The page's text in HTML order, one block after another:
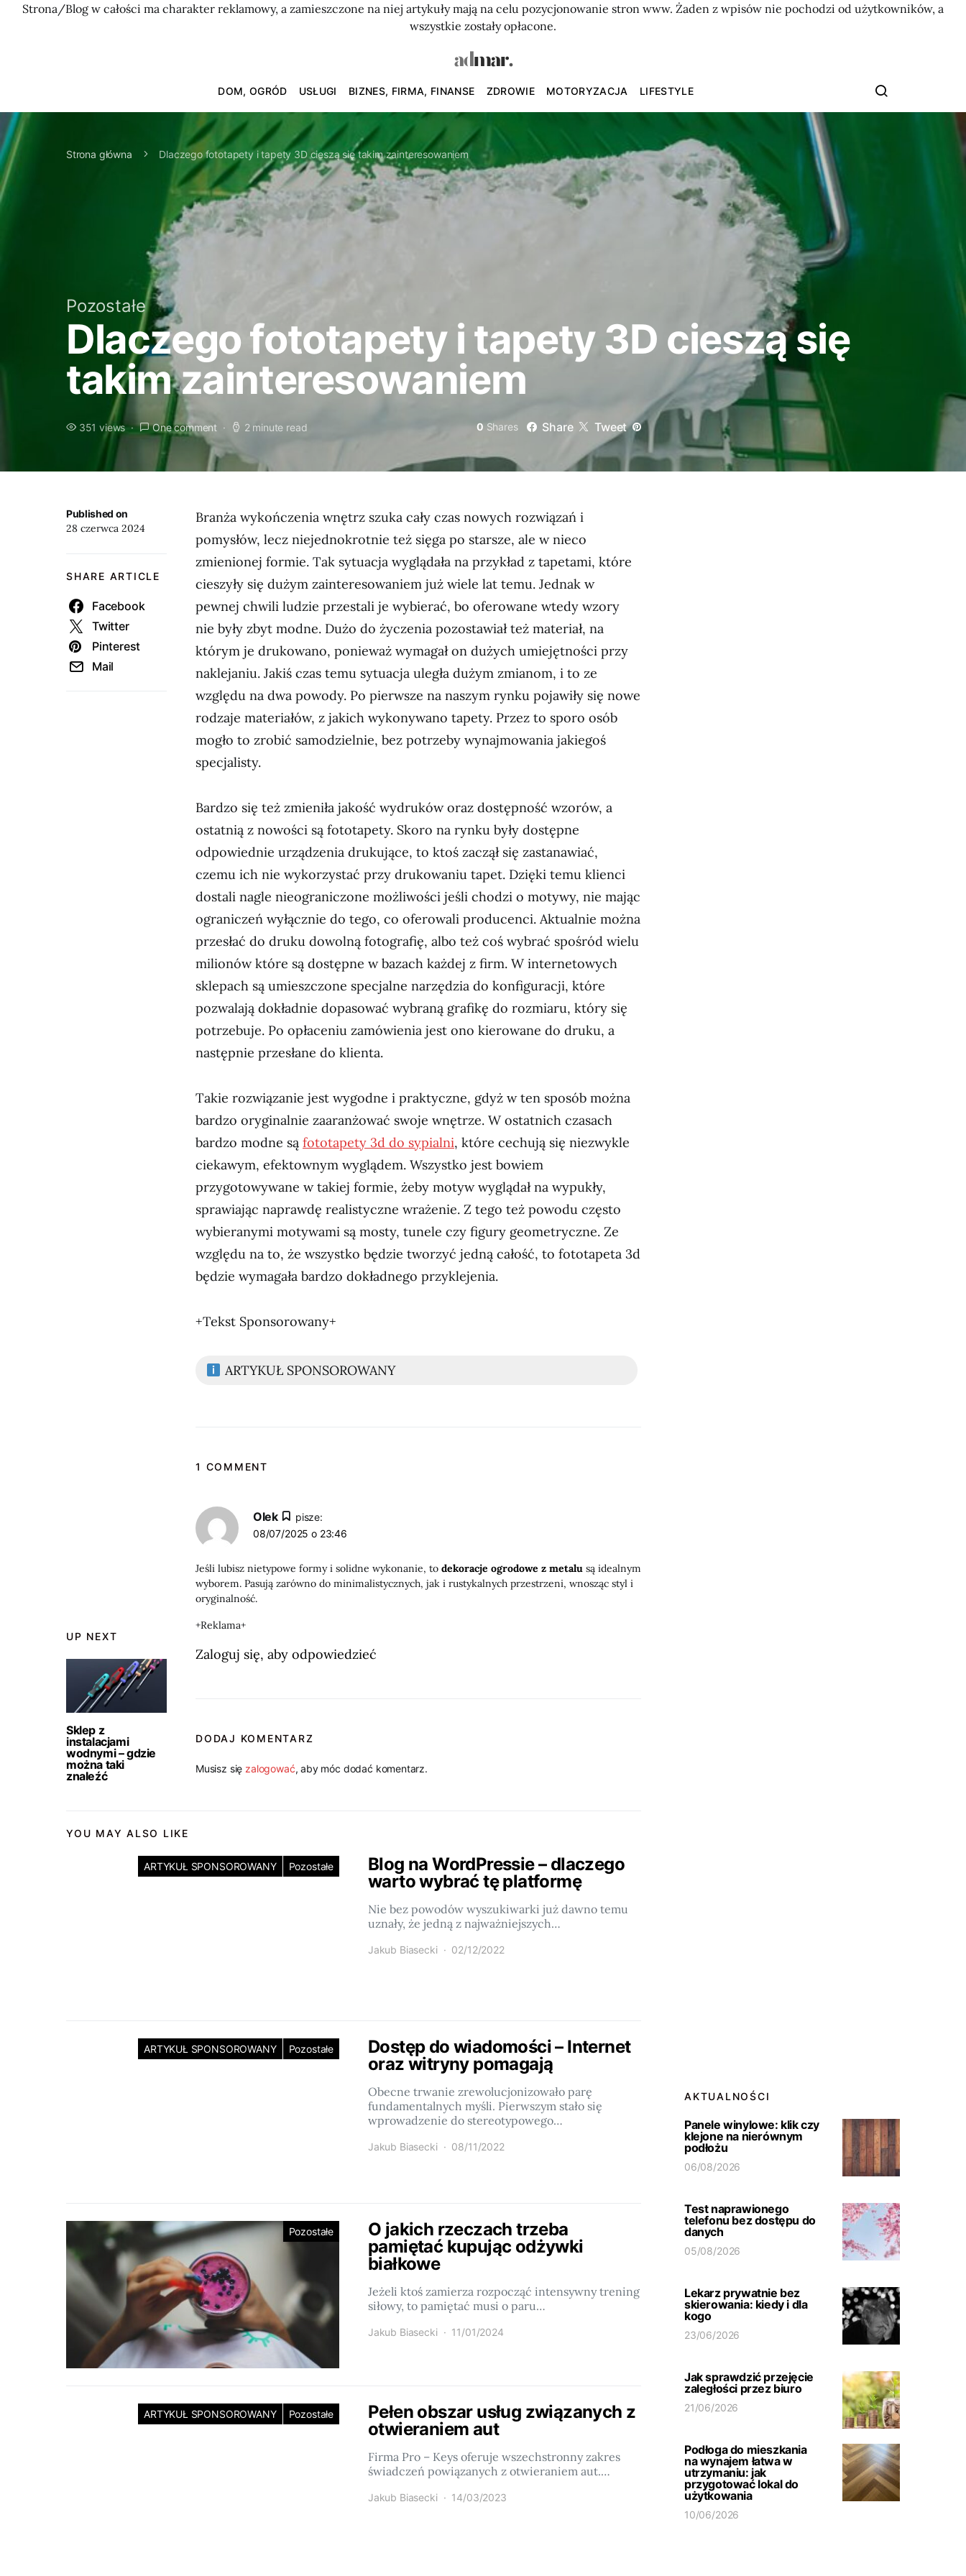
Strona/Blog w całości ma charakter reklamowy, a zamieszczone na niej artykuły mają na celu pozycjonowanie stron www. Żaden z wpisów nie pochodzi od użytkowników, a
wszystkie zostały opłacone.
DOM, OGRÓD USŁUGI BIZNES, FIRMA, FINANSE ZDROWIE MOTORYZACJA LIFESTYLE
Strona główna Dlaczego fototapety i tapety 3D cieszą się takim zainteresowaniem
Pozostałe
Dlaczego fototapety i tapety 3D cieszą się
takim zainteresowaniem
351 views One comment 2 minute read 0 Shares Share Tweet
UP NEXT
Sklep z
instalacjami
wodnymi – gdzie
można taki
znaleźć
Published on
28 czerwca 2024
SHARE ARTICLE
Facebook
Twitter
Pinterest
Mail
Branża wykończenia wnętrz szuka cały czas nowych rozwiązań i
pomysłów, lecz niejednokrotnie też sięga po starsze, ale w nieco
zmienionej formie. Tak sytuacja wyglądała na przykład z tapetami, które
cieszyły się dużym zainteresowaniem już wiele lat temu. Jednak w
pewnej chwili ludzie przestali je wybierać, bo oferowane wtedy wzory
nie były zbyt modne. Dużo do życzenia pozostawiał też materiał, na
którym je drukowano, ponieważ wymagał on dużych umiejętności przy
naklejaniu. Jakiś czas temu sytuacja uległa dużym zmianom, i to ze
względu na dwa powody. Po pierwsze na naszym rynku pojawiły się nowe
rodzaje materiałów, z jakich wykonywano tapety. Przez to sporo osób
mogło to zrobić samodzielnie, bez potrzeby wynajmowania jakiegoś
specjalisty.
Bardzo się też zmieniła jakość wydruków oraz dostępność wzorów, a
ostatnią z nowości są fototapety. Skoro na rynku były dostępne
odpowiednie urządzenia drukujące, to ktoś zaczął się zastanawiać,
czemu ich nie wykorzystać przy drukowaniu tapet. Dzięki temu klienci
dostali nagle nieograniczone możliwości jeśli chodzi o motywy, nie mając
ograniczeń wyłącznie do tego, co oferowali producenci. Aktualnie można
przesłać do druku dowolną fotografię, albo też coś wybrać spośród wielu
milionów które są dostępne w bazach każdej z firm. W internetowych
sklepach są umieszczone specjalne narzędzia do konfiguracji, które
pozwalają dokładnie dopasować wybraną grafikę do rozmiaru, który się
potrzebuje. Po opłaceniu zamówienia jest ono kierowane do druku, a
następnie przesłane do klienta.
Takie rozwiązanie jest wygodne i praktyczne, gdyż w ten sposób można
bardzo oryginalnie zaaranżować swoje wnętrze. W ostatnich czasach
bardzo modne są fototapety 3d do sypialni, które cechują się niezwykle
ciekawym, efektownym wyglądem. Wszystko jest bowiem
przygotowywane w takiej formie, żeby motyw wyglądał na wypukły,
sprawiając naprawdę realistyczne wrażenie. Z tego też powodu często
wybieranymi motywami są mosty, tunele czy figury geometryczne. Ze
względu na to, że wszystko będzie tworzyć jedną całość, to fototapeta 3d
będzie wymagała bardzo dokładnego przyklejenia.
+Tekst Sponsorowany+
ARTYKUŁ SPONSOROWANY
1 COMMENT
Olek
pisze:
08/07/2025 o 23:46
Jeśli lubisz nietypowe formy i solidne wykonanie, to dekoracje ogrodowe z metalu są idealnym
wyborem. Pasują zarówno do minimalistycznych, jak i rustykalnych przestrzeni, wnosząc styl i
oryginalność.
+Reklama+
Zaloguj się, aby odpowiedzieć
DODAJ KOMENTARZ
Musisz się zalogować, aby móc dodać komentarz.
YOU MAY ALSO LIKE
ARTYKUŁ SPONSOROWANY Pozostałe
Blog na WordPressie – dlaczego
warto wybrać tę platformę
Nie bez powodów wyszukiwarki już dawno temu
uznały, że jedną z najważniejszych…
Jakub Biasecki 02/12/2022
ARTYKUŁ SPONSOROWANY Pozostałe
Dostęp do wiadomości – Internet
oraz witryny pomagają
Obecne trwanie zrewolucjonizowało parę
fundamentalnych myśli. Pierwszym stało się
wprowadzenie do stereotypowego…
Jakub Biasecki 08/11/2022
Pozostałe
O jakich rzeczach trzeba
pamiętać kupując odżywki
białkowe
Jeżeli ktoś zamierza rozpocząć intensywny trening
siłowy, to pamiętać musi o paru…
Jakub Biasecki 11/01/2024
ARTYKUŁ SPONSOROWANY Pozostałe
Pełen obszar usług związanych z
otwieraniem aut
Firma Pro – Keys oferuje wszechstronny zakres
świadczeń powiązanych z otwieraniem aut.…
Jakub Biasecki 14/03/2023
AKTUALNOŚCI
Panele winylowe: klik czy
klejone na nierównym
podłożu
06/08/2026
Test naprawionego
telefonu bez dostępu do
danych
05/08/2026
Lekarz prywatnie bez
skierowania: kiedy i dla
kogo
23/06/2026
Jak sprawdzić przejęcie
zaległości przez biuro
21/06/2026
Podłoga do mieszkania
na wynajem łatwa w
utrzymaniu: jak
przygotować lokal do
użytkowania
10/06/2026